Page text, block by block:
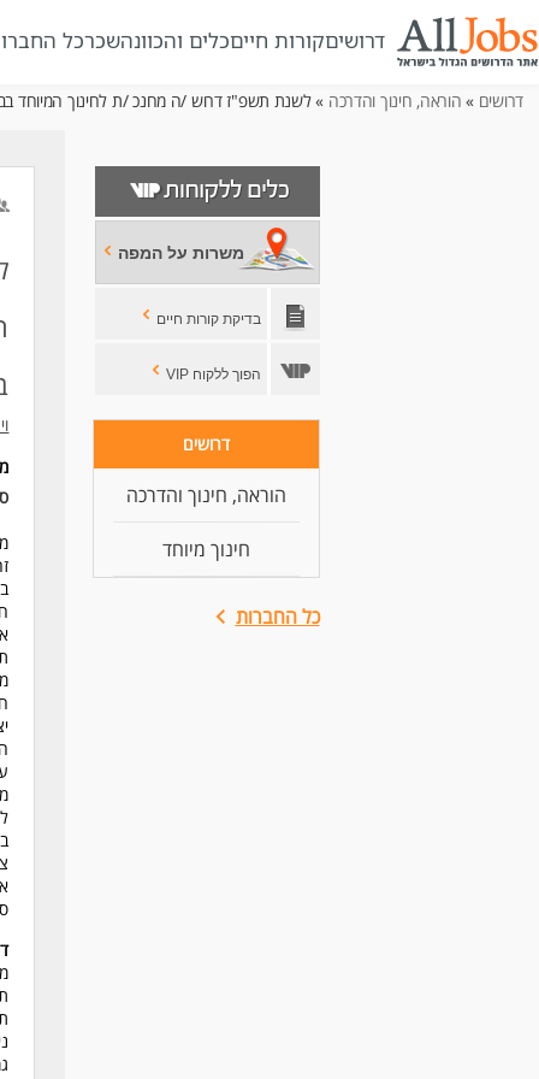
דרושיםקורות חייםכלים והכוונהשכרכל
דרושים » הוראה, חינוך והדרכה » לשנת תשפ"ז דרוש /ה מחנכ /ת לחינוך המיוחד
משרות על המפה
בדיקת קורות חיים
הפוך ללקוח VIP
דרושים
הוראה, חינוך והדרכה
חינוך מיוחד
כל החברות